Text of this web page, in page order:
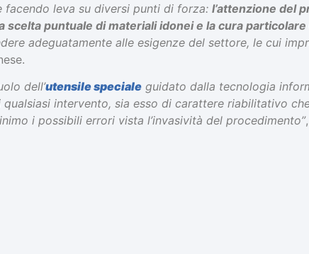
facendo leva su diversi punti di forza: l’attenzione del
puntuale di materiali idonei e la cura
adeguatamente alle esigenze del settore, le cui
dell’utensile speciale guidato dalla tecnologia
intervento, sia esso di carattere riabilitativo
i possibili errori vista l’invasività del procedimento”